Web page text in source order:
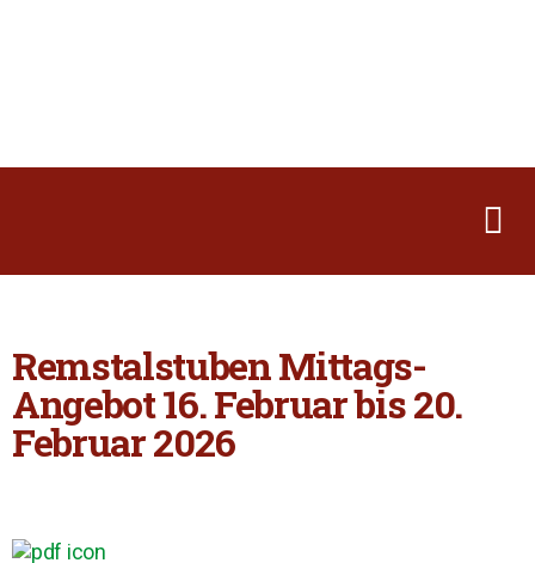
Remstalstuben Mittags-
Angebot 16. Februar bis 20.
Februar 2026